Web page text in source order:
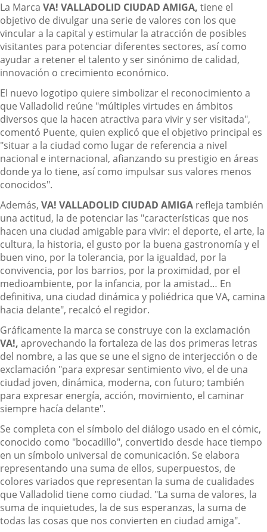
La Marca VA! VALLADOLID CIUDAD AMIGA, tiene el
objetivo de divulgar una serie de valores con los que
vincular a la capital y estimular la atracción de posibles
visitantes para potenciar diferentes sectores, así como
ayudar a retener el talento y ser sinónimo de calidad,
innovación o crecimiento económico.
El nuevo logotipo quiere simbolizar el reconocimiento a
que Valladolid reúne "múltiples virtudes en ámbitos
diversos que la hacen atractiva para vivir y ser visitada",
comentó Puente, quien explicó que el objetivo principal es
"situar a la ciudad como lugar de referencia a nivel
nacional e internacional, afianzando su prestigio en áreas
donde ya lo tiene, así como impulsar sus valores menos
conocidos".
Además, VA! VALLADOLID CIUDAD AMIGA refleja también
una actitud, la de potenciar las "características que nos
hacen una ciudad amigable para vivir: el deporte, el arte, la
cultura, la historia, el gusto por la buena gastronomía y el
buen vino, por la tolerancia, por la igualdad, por la
convivencia, por los barrios, por la proximidad, por el
medioambiente, por la infancia, por la amistad… En
definitiva, una ciudad dinámica y poliédrica que VA, camina
hacia delante", recalcó el regidor.
Gráficamente la marca se construye con la exclamación
VA!, aprovechando la fortaleza de las dos primeras letras
del nombre, a las que se une el signo de interjección o de
exclamación "para expresar sentimiento vivo, el de una
ciudad joven, dinámica, moderna, con futuro; también
para expresar energía, acción, movimiento, el caminar
siempre hacía delante".
Se completa con el símbolo del diálogo usado en el cómic,
conocido como "bocadillo", convertido desde hace tiempo
en un símbolo universal de comunicación. Se elabora
representando una suma de ellos, superpuestos, de
colores variados que representan la suma de cualidades
que Valladolid tiene como ciudad. "La suma de valores, la
suma de inquietudes, la de sus esperanzas, la suma de
todas las cosas que nos convierten en ciudad amiga".